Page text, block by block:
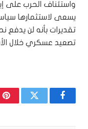
واستئناف الحرب على
يسعى لاستثمارها
تقديرات بأنه لن
تصعيد عسكري خلال
فيسبوكتويتر